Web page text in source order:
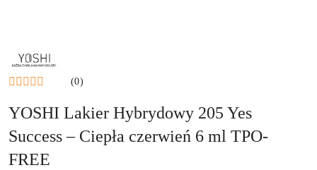
NAZWA
PRODUCENTA:
(0)
YOSHI Lakier Hybrydowy 205 Yes
Success – Ciepła czerwień 6 ml TPO-
FREE